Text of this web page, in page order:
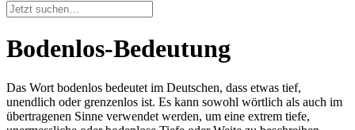
Bodenlos-Bedeutung
Das Wort bodenlos bedeutet im Deutschen, dass etwas tief,
unendlich oder grenzenlos ist. Es kann sowohl wörtlich als auch im
übertragenen Sinne verwendet werden, um eine extrem tiefe,